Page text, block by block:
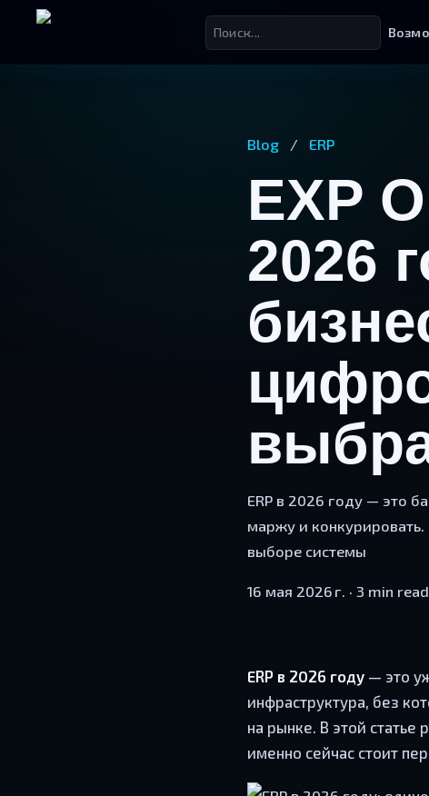
Blog / ERP
EXP
2026
ERP в 2026 году — это
маржу и конкурировать.
выборе системы
16 мая 2026 г. · 3 min read
ERP в 2026 году — это
инфраструктура, без
на рынке. В этой
именно сейчас стоит